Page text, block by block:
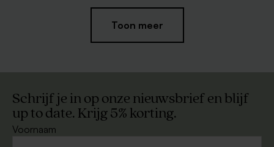
Eucalyptus envelop lang
Toon meer
Schrijf je in op onze nieuwsbrief en blijf
up to date. Krijg 5% korting.
Voornaam